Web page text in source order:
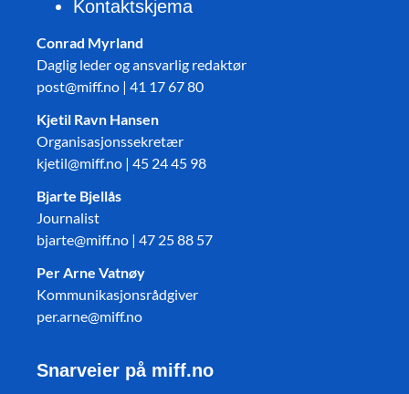
Kontaktskjema
Conrad Myrland
Daglig leder og ansvarlig redaktør
post@miff.no | 41 17 67 80
Kjetil Ravn Hansen
Organisasjonssekretær
kjetil@miff.no | 45 24 45 98
Bjarte Bjellås
Journalist
bjarte@miff.no | 47 25 88 57
Per Arne Vatnøy
Kommunikasjonsrådgiver
per.arne@miff.no
Snarveier på miff.no